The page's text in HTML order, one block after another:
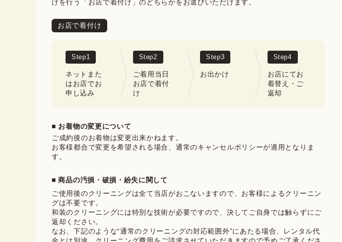
けを行う「お店で着付け」のどちらかをお選びいただけます。
お店で着付け
Step1
ネットまた
はお店でお
申し込み
Step2
ご着用当日
お店で着付
け
Step3
お出かけ
Step4
お店にてお
着替え・ご
返却
■ お着物の変更について
ご成約後のお着物は変更出来かねます。
お客様都合で変更を希望される場合、通常のキャンセルポリシーが適用となりま
す。
■ 商品の汚損・破損・紛失に関して
ご使用後のクリーニングは全て当店がおこないますので、お客様によるクリーニン
グは不要です。
和装のクリーニングには特別な技術が必要ですので、決してご自身では触らずにご
返却ください。
なお、下記のような“通常のクリーニングの対応範囲外”にあたる場合、レンタル代